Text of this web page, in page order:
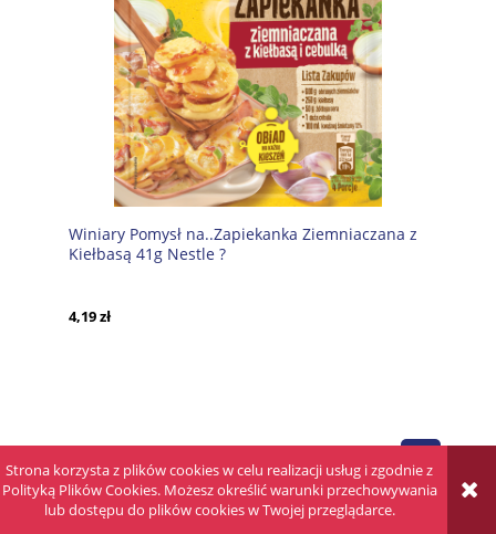
Strona korzysta z plików cookies w celu realizacji usług i zgodnie z
Polityką Plików Cookies. Możesz określić warunki przechowywania
lub dostępu do plików cookies w Twojej przeglądarce.
Winiary Pomysł na..Zapiekanka Ziemniaczana z
Kiełbasą 41g Nestle ?
4,19 zł